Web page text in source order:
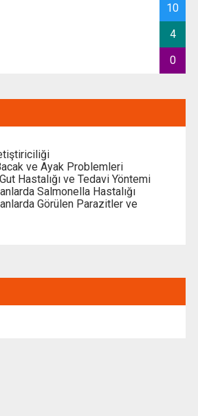
10
4
0
ve Ayak Problemleri
Hastalığı ve Tedavi Yöntemi
Salmonella Hastalığı
Görülen Parazitler ve